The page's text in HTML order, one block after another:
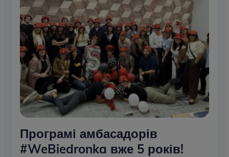
Програмі амбасадорів
#WeBiedronka вже 5 років!